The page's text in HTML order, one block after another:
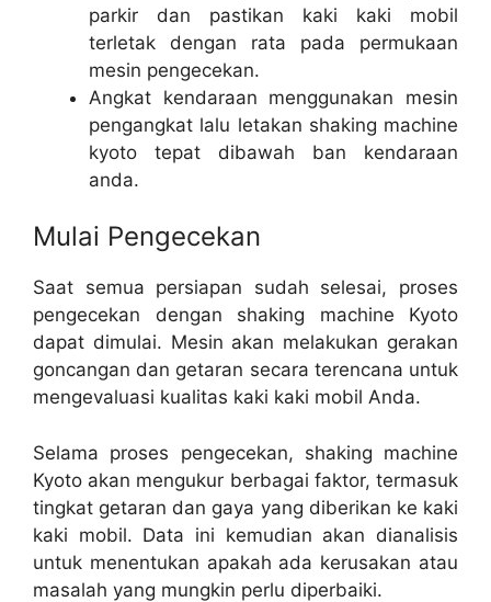
parkir dan pastikan kaki kaki mobil
terletak dengan rata pada permukaan
mesin pengecekan.
Angkat kendaraan menggunakan mesin
pengangkat lalu letakan shaking machine
kyoto tepat dibawah ban kendaraan
anda.
Mulai Pengecekan
Saat semua persiapan sudah selesai, proses
pengecekan dengan shaking machine Kyoto
dapat dimulai. Mesin akan melakukan gerakan
goncangan dan getaran secara terencana untuk
mengevaluasi kualitas kaki kaki mobil Anda.
Selama proses pengecekan, shaking machine
Kyoto akan mengukur berbagai faktor, termasuk
tingkat getaran dan gaya yang diberikan ke kaki
kaki mobil. Data ini kemudian akan dianalisis
untuk menentukan apakah ada kerusakan atau
masalah yang mungkin perlu diperbaiki.